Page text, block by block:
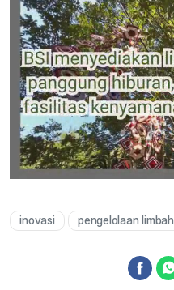
inovasi pengelolaan limbah